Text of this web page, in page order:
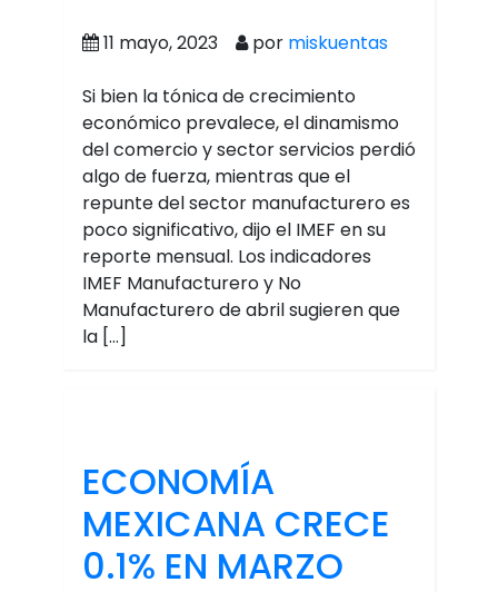
11 mayo, 2023 por miskuentas
Si bien la tónica de crecimiento
económico prevalece, el dinamismo
del comercio y sector servicios perdió
algo de fuerza, mientras que el
repunte del sector manufacturero es
poco significativo, dijo el IMEF en su
reporte mensual. Los indicadores
IMEF Manufacturero y No
Manufacturero de abril sugieren que
la […]
ECONOMÍA
MEXICANA CRECE
0.1% EN MARZO